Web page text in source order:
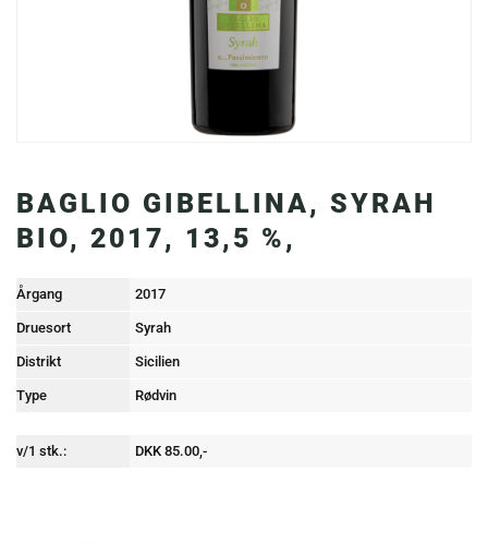
BAGLIO GIBELLINA, SYRAH
BIO, 2017, 13,5 %,
Årgang 2017
Druesort Syrah
Distrikt Sicilien
Type Rødvin
v/1 stk.: DKK 85.00,-